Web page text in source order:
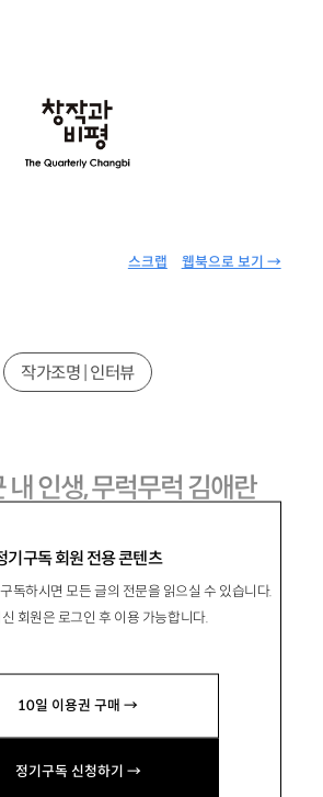
웹북으로 보기 →
스크랩
기구독 회원 전용 콘텐츠
구독하시면 모든 글의 전문을 읽으실 수 있습니다.
회원은 로그인 후 이용 가능합니다.
10일 이용권 구매 →
정기구독 신청하기 →
작가조명 | 인터뷰
내 인생, 무럭무럭 김애란